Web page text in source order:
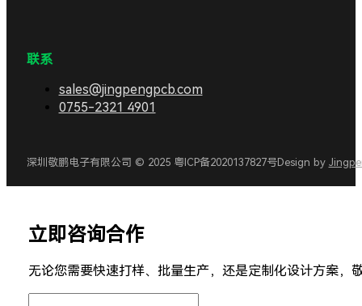
联系
sales@jingpengpcb.com
0755-2321 4901
深圳敬鹏电子有限公司 © 2025 粤ICP备2020137827号Design by
立即咨询合作
无论您需要快速打样、批量生产，还是定制化设计方案，